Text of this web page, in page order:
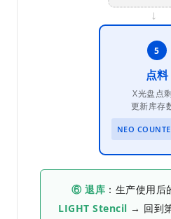
→
5
点料
X光盘点
更新库存
NEO
⑥ 退库 ：生产使用后
LIGHT Stencil → 回到